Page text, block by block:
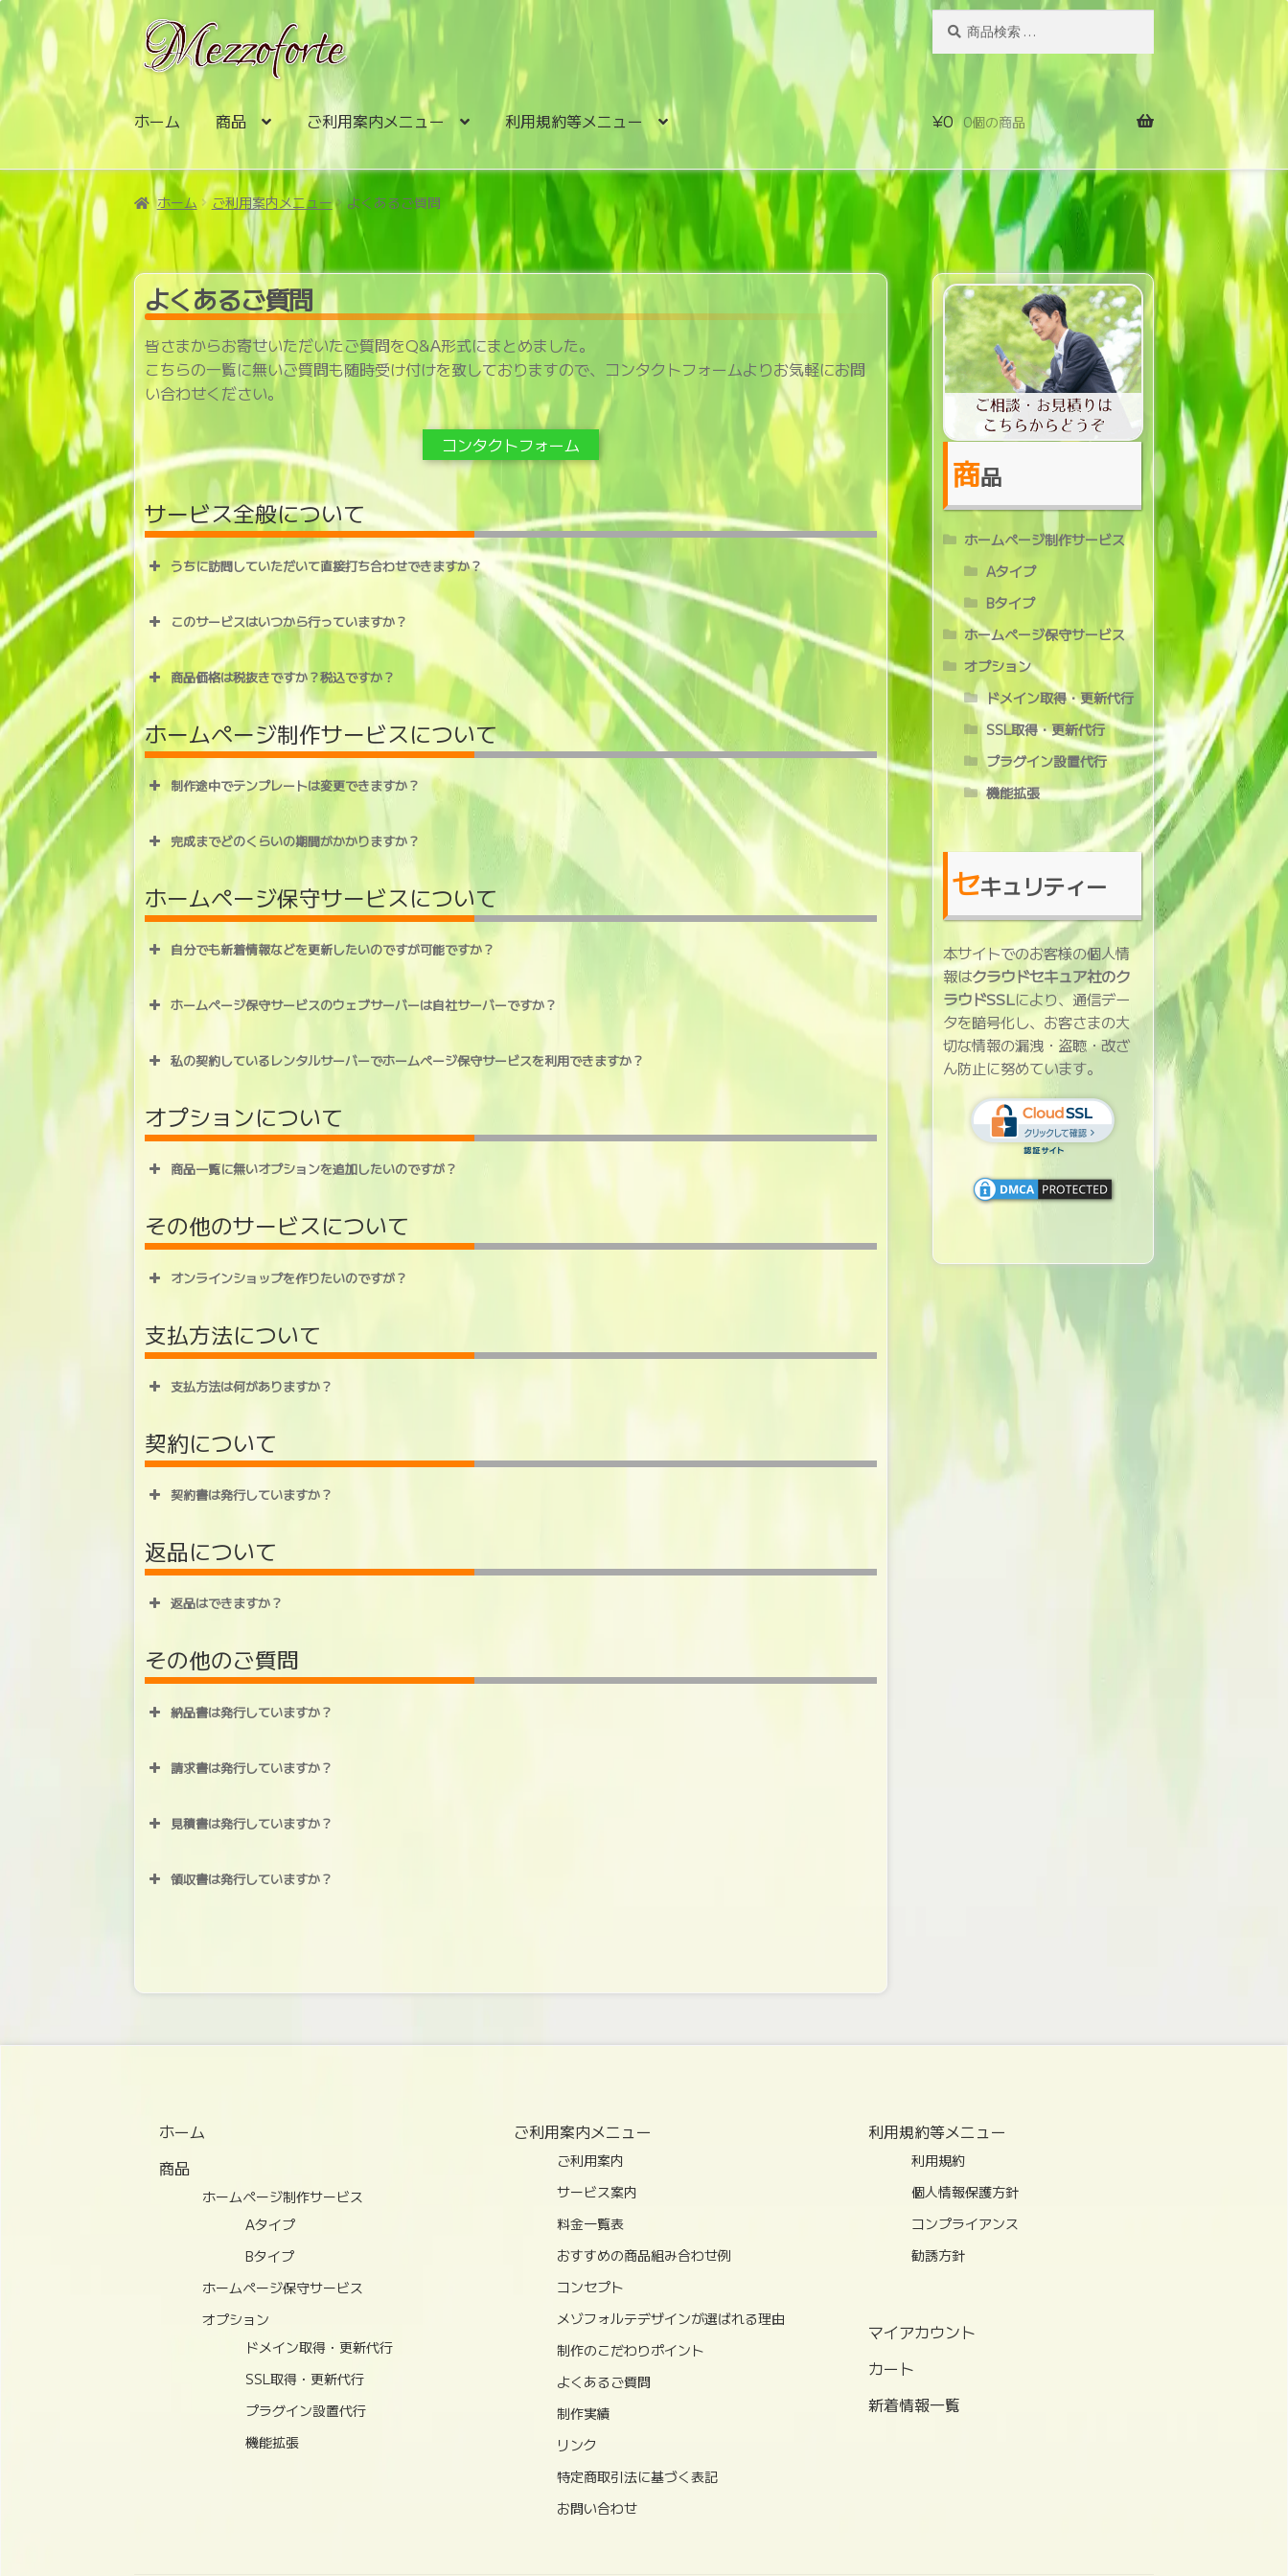
ナ
ビ
ゲ
シ
ョ
ン
ス
キ
ッ
プ
コ
ン
テ
ツ
へ
ス
ッ
プ
検
対
象:
検
ホーム 商品 ご利用案内メニュー 利用規約等メニュー ¥0 0個の商品
ホーム ご利用案内メニュー よくあるご質問
よくあるご質問
皆さまからお寄せいただいたご質問をQ&A形式にまとめました。
こちらの一覧に無いご質問も随時受け付けを致しておりますので、コンタクトフォームよりお気軽にお問
い合わせください。
コンタクトフォーム
サービス全般について
うちに訪問していただいて直接打ち合わせできますか？
このサービスはいつから行っていますか？
商品価格は税抜きですか？税込ですか？
ホームページ制作サービスについて
制作途中でテンプレートは変更できますか？
完成までどのくらいの期間がかかりますか？
ホームページ保守サービスについて
自分でも新着情報などを更新したいのですが可能ですか？
ホームページ保守サービスのウェブサーバーは自社サーバーですか？
私の契約しているレンタルサーバーでホームページ保守サービスを利用できますか？
オプションについて
商品一覧に無いオプションを追加したいのですが？
その他のサービスについて
オンラインショップを作りたいのですが？
支払方法について
支払方法は何がありますか？
契約について
契約書は発行していますか？
返品について
返品はできますか？
その他のご質問
納品書は発行していますか？
請求書は発行していますか？
見積書は発行していますか？
領収書は発行していますか？
商品
ホームページ制作サービス
Aタイプ
Bタイプ
ホームページ保守サービス
オプション
ドメイン取得・更新代行
SSL取得・更新代行
プラグイン設置代行
機能拡張
セキュリティー
本サイトでのお客様の個人情
報はクラウドセキュア社のク
ラウドSSLにより、通信デー
タを暗号化し、お客さまの大
切な情報の漏洩・盗聴・改ざ
ん防止に努めています。
ホーム
商品
ホームページ制作サービス
Aタイプ
Bタイプ
ホームページ保守サービス
オプション
ドメイン取得・更新代行
SSL取得・更新代行
プラグイン設置代行
機能拡張
ご利用案内メニュー
ご利用案内
サービス案内
料金一覧表
おすすめの商品組み合わせ例
コンセプト
メゾフォルテデザインが選ばれる理由
制作のこだわりポイント
よくあるご質問
制作実績
リンク
特定商取引法に基づく表記
お問い合わせ
利用規約等メニュー
利用規約
個人情報保護方針
コンプライアンス
勧誘方針
マイアカウント
カート
新着情報一覧